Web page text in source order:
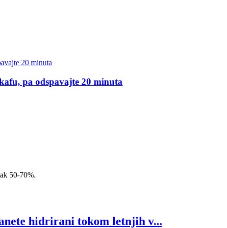
pa odspavajte 20 minuta
50-70%.
hidrirani tokom letnjih v...